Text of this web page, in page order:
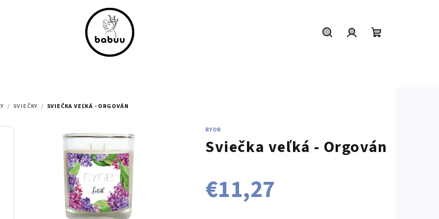
/ SVIEČKY / SVIEČKA VEĽKÁ - ORGOVÁN
RYOR
Sviečka veľká - Orgován
€11,27